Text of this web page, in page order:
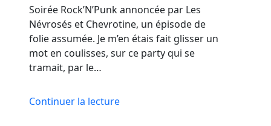
Soirée Rock’N’Punk annoncée par Les
Névrosés et Chevrotine, un épisode de
folie assumée. Je m’en étais fait glisser un
mot en coulisses, sur ce party qui se
tramait, par le…
Continuer la lecture